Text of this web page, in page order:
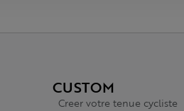
CUSTOM
Creer votre tenue cycliste